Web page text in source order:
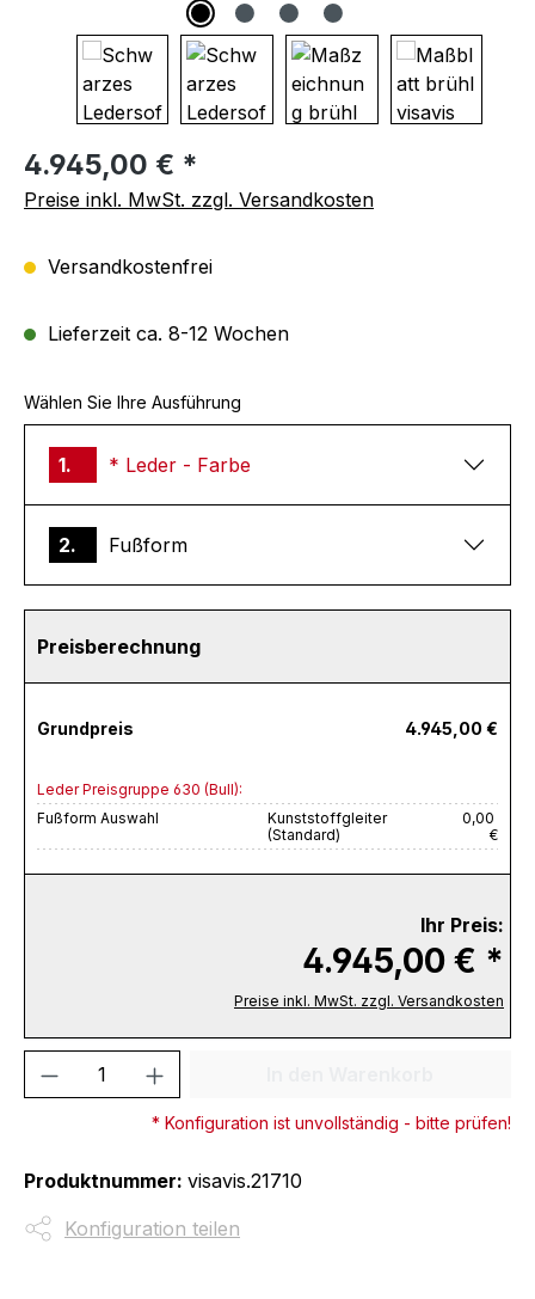
Regulärer Preis:
4.945,00 € *
Preise inkl. MwSt. zzgl. Versandkosten
Versandkostenfrei
Lieferzeit ca. 8-12 Wochen
Wählen Sie Ihre Ausführung
1. * Leder - Farbe
2. Fußform
Preisberechnung
Grundpreis 4.945,00 €
Leder Preisgruppe 630 (Bull):
Fußform Auswahl
Kunststoffgleiter
(Standard)
0,00
€
Ihr Preis:
4.945,00 € *
Preise inkl. MwSt. zzgl. Versandkosten
Produkt Anzahl: Gib den
* Konfiguration ist unvollständig - bitte prüfen!
Produktnummer: visavis.21710
Konfiguration teilen